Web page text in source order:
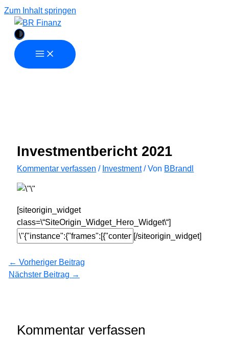
Zum Inhalt springen
Investmentbericht 2021
Kommentar verfassen / Investment/ Von BBrandl
[siteorigin_widget
class=\“SiteOrigin_Widget_Hero_Widget\“]
[/siteorigin_widget]
← Vorheriger Beitrag
Nächster Beitrag →
Kommentar verfassen